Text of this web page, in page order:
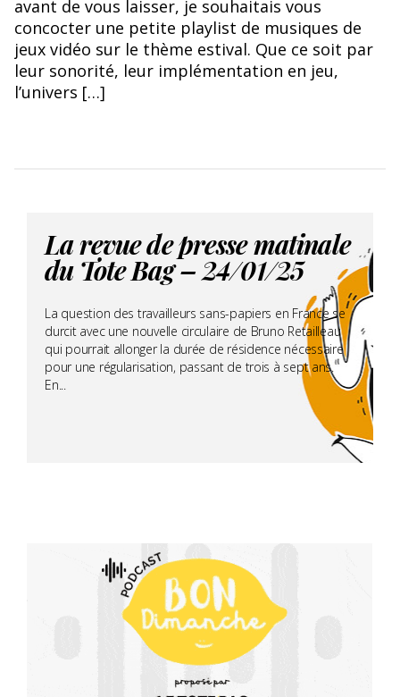
avant de vous laisser, je souhaitais vous
concocter une petite playlist de musiques de
jeux vidéo sur le thème estival. Que ce soit par
leur sonorité, leur implémentation en jeu,
l’univers […]
La revue de presse matinale
du Tote Bag – 24/01/25
La question des travailleurs sans-papiers en France se
durcit avec une nouvelle circulaire de Bruno Retailleau
qui pourrait allonger la durée de résidence nécessaire
pour une régularisation, passant de trois à sept ans.
En...